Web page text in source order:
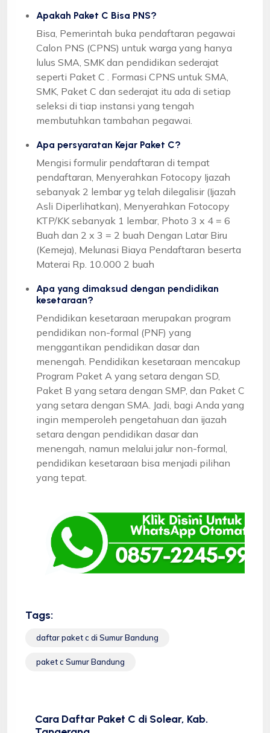
Apakah Paket C Bisa PNS?
Bisa, Pemerintah buka pendaftaran pegawai
Calon PNS (CPNS) untuk warga yang hanya
lulus SMA, SMK dan pendidikan sederajat
seperti Paket C . Formasi CPNS untuk SMA,
SMK, Paket C dan sederajat itu ada di setiap
seleksi di tiap instansi yang tengah
membutuhkan tambahan pegawai.
Apa persyaratan Kejar Paket C?
Mengisi formulir pendaftaran di tempat
pendaftaran, Menyerahkan Fotocopy Ijazah
sebanyak 2 lembar yg telah dilegalisir (Ijazah
Asli Diperlihatkan), Menyerahkan Fotocopy
KTP/KK sebanyak 1 lembar, Photo 3 x 4 = 6
Buah dan 2 x 3 = 2 buah Dengan Latar Biru
(Kemeja), Melunasi Biaya Pendaftaran beserta
Materai Rp. 10.000 2 buah
Apa yang dimaksud dengan pendidikan
kesetaraan?
Pendidikan kesetaraan merupakan program
pendidikan non-formal (PNF) yang
menggantikan pendidikan dasar dan
menengah. Pendidikan kesetaraan mencakup
Program Paket A yang setara dengan SD,
Paket B yang setara dengan SMP, dan Paket C
yang setara dengan SMA. Jadi, bagi Anda yang
ingin memperoleh pengetahuan dan ijazah
setara dengan pendidikan dasar dan
menengah, namun melalui jalur non-formal,
pendidikan kesetaraan bisa menjadi pilihan
yang tepat.
Tags:
daftar paket c di Sumur Bandung
paket c Sumur Bandung
Cara Daftar Paket C di Solear, Kab.